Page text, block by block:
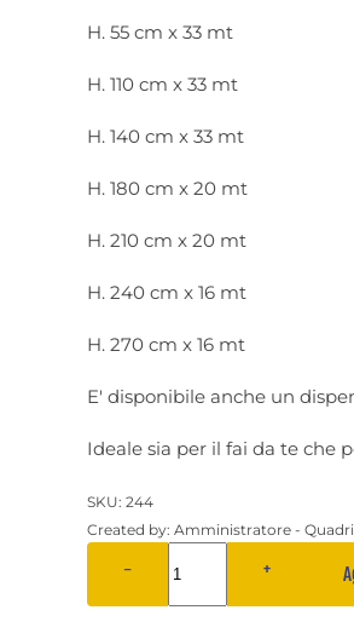
H. 55 cm x 33 mt
H. 110 cm x 33 mt
H. 140 cm x 33 mt
H. 180 cm x 20 mt
H. 210 cm x 20 mt
H. 240 cm x 16 mt
H. 270 cm x 16 mt
E' disponibile anche un
Ideale sia per il fai da te che
SKU: 244
Created by: Amministratore -
− +